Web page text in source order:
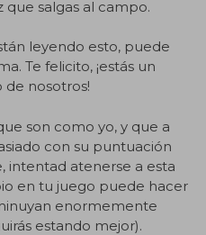
salgas al campo.
leyendo esto, puede
Te felicito, ¡estás un
nosotros!
son como yo, y que a
con su puntuación
intentad atenerse a esta
en tu juego puede hacer
enormemente
estando mejor).